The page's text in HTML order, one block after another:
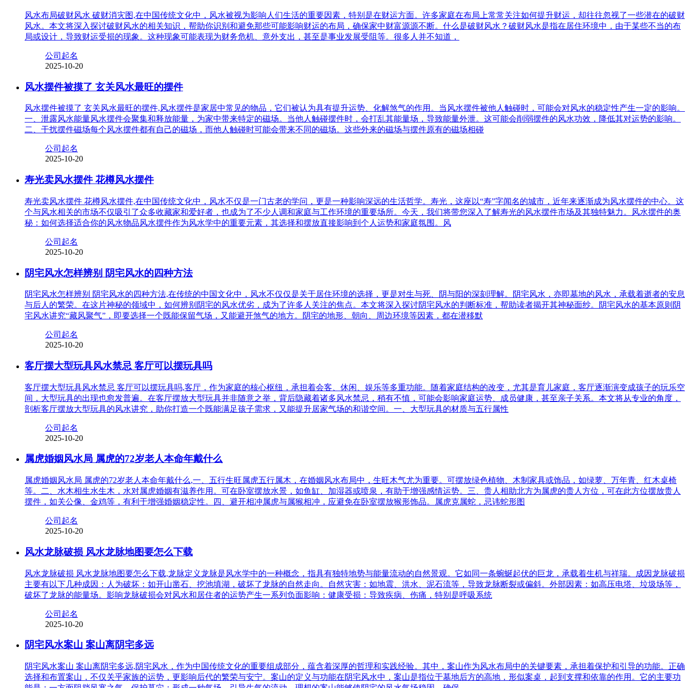
风水布局破财风水 破财消灾图,在中国传统文化中，风水被视为影响人们生活的重要因素，特别是在财运方面。许多家庭在布局上常常关注如何提升财运，却往往忽视了一些潜在的破财
风水。本文将深入探讨破财风水的相关知识，帮助你识别和避免那些可能影响财运的布局，确保家中财富源源不断。什么是破财风水？破财风水是指在居住环境中，由于某些不当的布
局或设计，导致财运受损的现象。这种现象可能表现为财务危机、意外支出，甚至是事业发展受阻等。很多人并不知道，
公司起名
2025-10-20
风水摆件被摸了 玄关风水最旺的摆件
风水摆件被摸了 玄关风水最旺的摆件,风水摆件是家居中常见的物品，它们被认为具有提升运势、化解煞气的作用。当风水摆件被他人触碰时，可能会对风水的稳定性产生一定的影响。
一、泄露风水能量风水摆件会聚集和释放能量，为家中带来特定的磁场。当他人触碰摆件时，会打乱其能量场，导致能量外泄。这可能会削弱摆件的风水功效，降低其对运势的影响。
二、干扰摆件磁场每个风水摆件都有自己的磁场，而他人触碰时可能会带来不同的磁场。这些外来的磁场与摆件原有的磁场相碰
公司起名
2025-10-20
寿光卖风水摆件 花樽风水摆件
寿光卖风水摆件 花樽风水摆件,在中国传统文化中，风水不仅是一门古老的学问，更是一种影响深远的生活哲学。寿光，这座以“寿”字闻名的城市，近年来逐渐成为风水摆件的中心。这
个与风水相关的市场不仅吸引了众多收藏家和爱好者，也成为了不少人调和家庭与工作环境的重要场所。今天，我们将带您深入了解寿光的风水摆件市场及其独特魅力。风水摆件的奥
秘：如何选择适合你的风水物品风水摆件作为风水学中的重要元素，其选择和摆放直接影响到个人运势和家庭氛围。风
公司起名
2025-10-20
阴宅风水怎样辨别 阴宅风水的四种方法
阴宅风水怎样辨别 阴宅风水的四种方法,在传统的中国文化中，风水不仅仅是关于居住环境的选择，更是对生与死、阴与阳的深刻理解。阴宅风水，亦即墓地的风水，承载着逝者的安息
与后人的繁荣。在这片神秘的领域中，如何辨别阴宅的风水优劣，成为了许多人关注的焦点。本文将深入探讨阴宅风水的判断标准，帮助读者揭开其神秘面纱。阴宅风水的基本原则阴
宅风水讲究“藏风聚气”，即要选择一个既能保留气场，又能避开煞气的地方。阴宅的地形、朝向、周边环境等因素，都在潜移默
公司起名
2025-10-20
客厅摆大型玩具风水禁忌 客厅可以摆玩具吗
客厅摆大型玩具风水禁忌 客厅可以摆玩具吗,客厅，作为家庭的核心枢纽，承担着会客、休闲、娱乐等多重功能。随着家庭结构的改变，尤其是育儿家庭，客厅逐渐演变成孩子的玩乐空
间，大型玩具的出现也愈发普遍。在客厅摆放大型玩具并非随意之举，背后隐藏着诸多风水禁忌，稍有不慎，可能会影响家庭运势、成员健康，甚至亲子关系。本文将从专业的角度，
剖析客厅摆放大型玩具的风水讲究，助你打造一个既能满足孩子需求，又能提升居家气场的和谐空间。一、大型玩具的材质与五行属性
公司起名
2025-10-20
属虎婚姻风水局 属虎的72岁老人本命年戴什么
属虎婚姻风水局 属虎的72岁老人本命年戴什么,一、五行生旺属虎五行属木，在婚姻风水布局中，生旺木气尤为重要。可摆放绿色植物、木制家具或饰品，如绿萝、万年青、红木桌椅
等。二、水木相生水生木，水对属虎婚姻有滋养作用。可在卧室摆放水景，如鱼缸、加湿器或喷泉，有助于增强感情运势。三、贵人相助北方为属虎的贵人方位，可在此方位摆放贵人
摆件，如关公像、金鸡等，有利于增强婚姻稳定性。四、避开相冲属虎与属猴相冲，应避免在卧室摆放猴形饰品。属虎克属蛇，忌讳蛇形图
公司起名
2025-10-20
风水龙脉破损 风水龙脉地图要怎么下载
风水龙脉破损 风水龙脉地图要怎么下载,龙脉定义龙脉是风水学中的一种概念，指具有独特地势与能量流动的自然景观。它如同一条蜿蜒起伏的巨龙，承载着生机与祥瑞。成因龙脉破损
主要有以下几种成因：人为破坏：如开山凿石、挖池填湖，破坏了龙脉的自然走向。自然灾害：如地震、洪水、泥石流等，导致龙脉断裂或偏斜。外部因素：如高压电塔、垃圾场等，
破坏了龙脉的能量场。影响龙脉破损会对风水和居住者的运势产生一系列负面影响：健康受损：导致疾病、伤痛，特别是呼吸系统
公司起名
2025-10-20
阴宅风水案山 案山离阴宅多远
阴宅风水案山 案山离阴宅多远,阴宅风水，作为中国传统文化的重要组成部分，蕴含着深厚的哲理和实践经验。其中，案山作为风水布局中的关键要素，承担着保护和引导的功能。正确
选择和布置案山，不仅关乎家族的运势，更影响后代的繁荣与安宁。案山的定义与功能在阴宅风水中，案山是指位于墓地后方的高地，形似案桌，起到支撑和依靠的作用。它的主要功